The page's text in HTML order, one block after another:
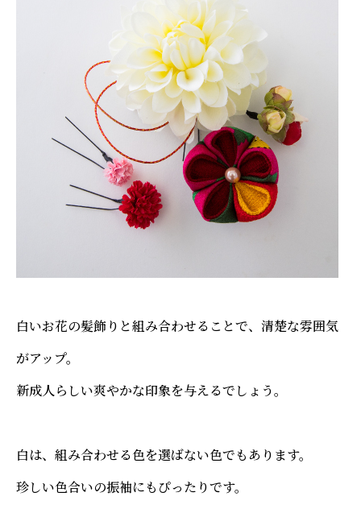
白いお花の髪飾りと組み合わせることで、清楚な雰囲気
がアップ。
新成人らしい爽やかな印象を与えるでしょう。
白は、組み合わせる色を選ばない色でもあります。
珍しい色合いの振袖にもぴったりです。